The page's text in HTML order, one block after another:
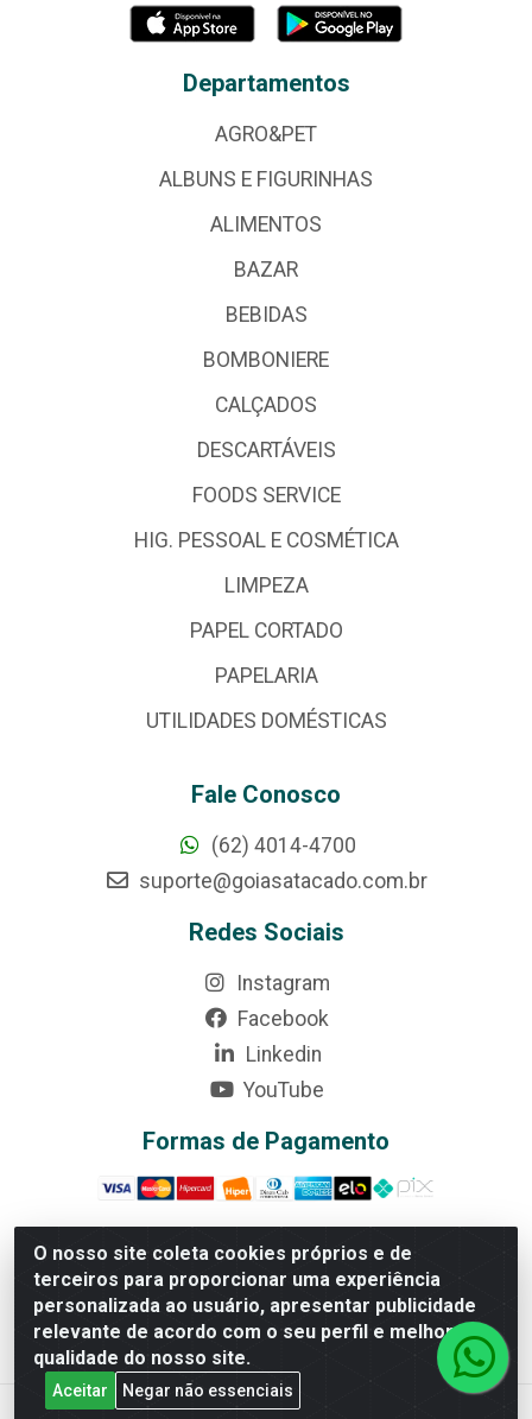
O nosso site coleta cookies próprios e de
terceiros para proporcionar uma experiência
personalizada ao usuário, apresentar publicidade
relevante de acordo com o seu perfil e melhorar a
qualidade do nosso site.
Aceitar
Negar não essenciais
Departamentos
AGRO&PET
ALBUNS E FIGURINHAS
ALIMENTOS
BAZAR
BEBIDAS
BOMBONIERE
CALÇADOS
DESCARTÁVEIS
FOODS SERVICE
HIG. PESSOAL E COSMÉTICA
LIMPEZA
PAPEL CORTADO
PAPELARIA
UTILIDADES DOMÉSTICAS
Fale Conosco
(62) 4014-4700
suporte@goiasatacado.com.br
Redes Sociais
Instagram
Facebook
Linkedin
YouTube
Formas de Pagamento
Rede Brasil - Avenida Universitária, nº 3860, Jardim das
Américas II Etapa - Anápolis/GO - CEP 75070-415 -
CNPJ 07.728.073/0002-24